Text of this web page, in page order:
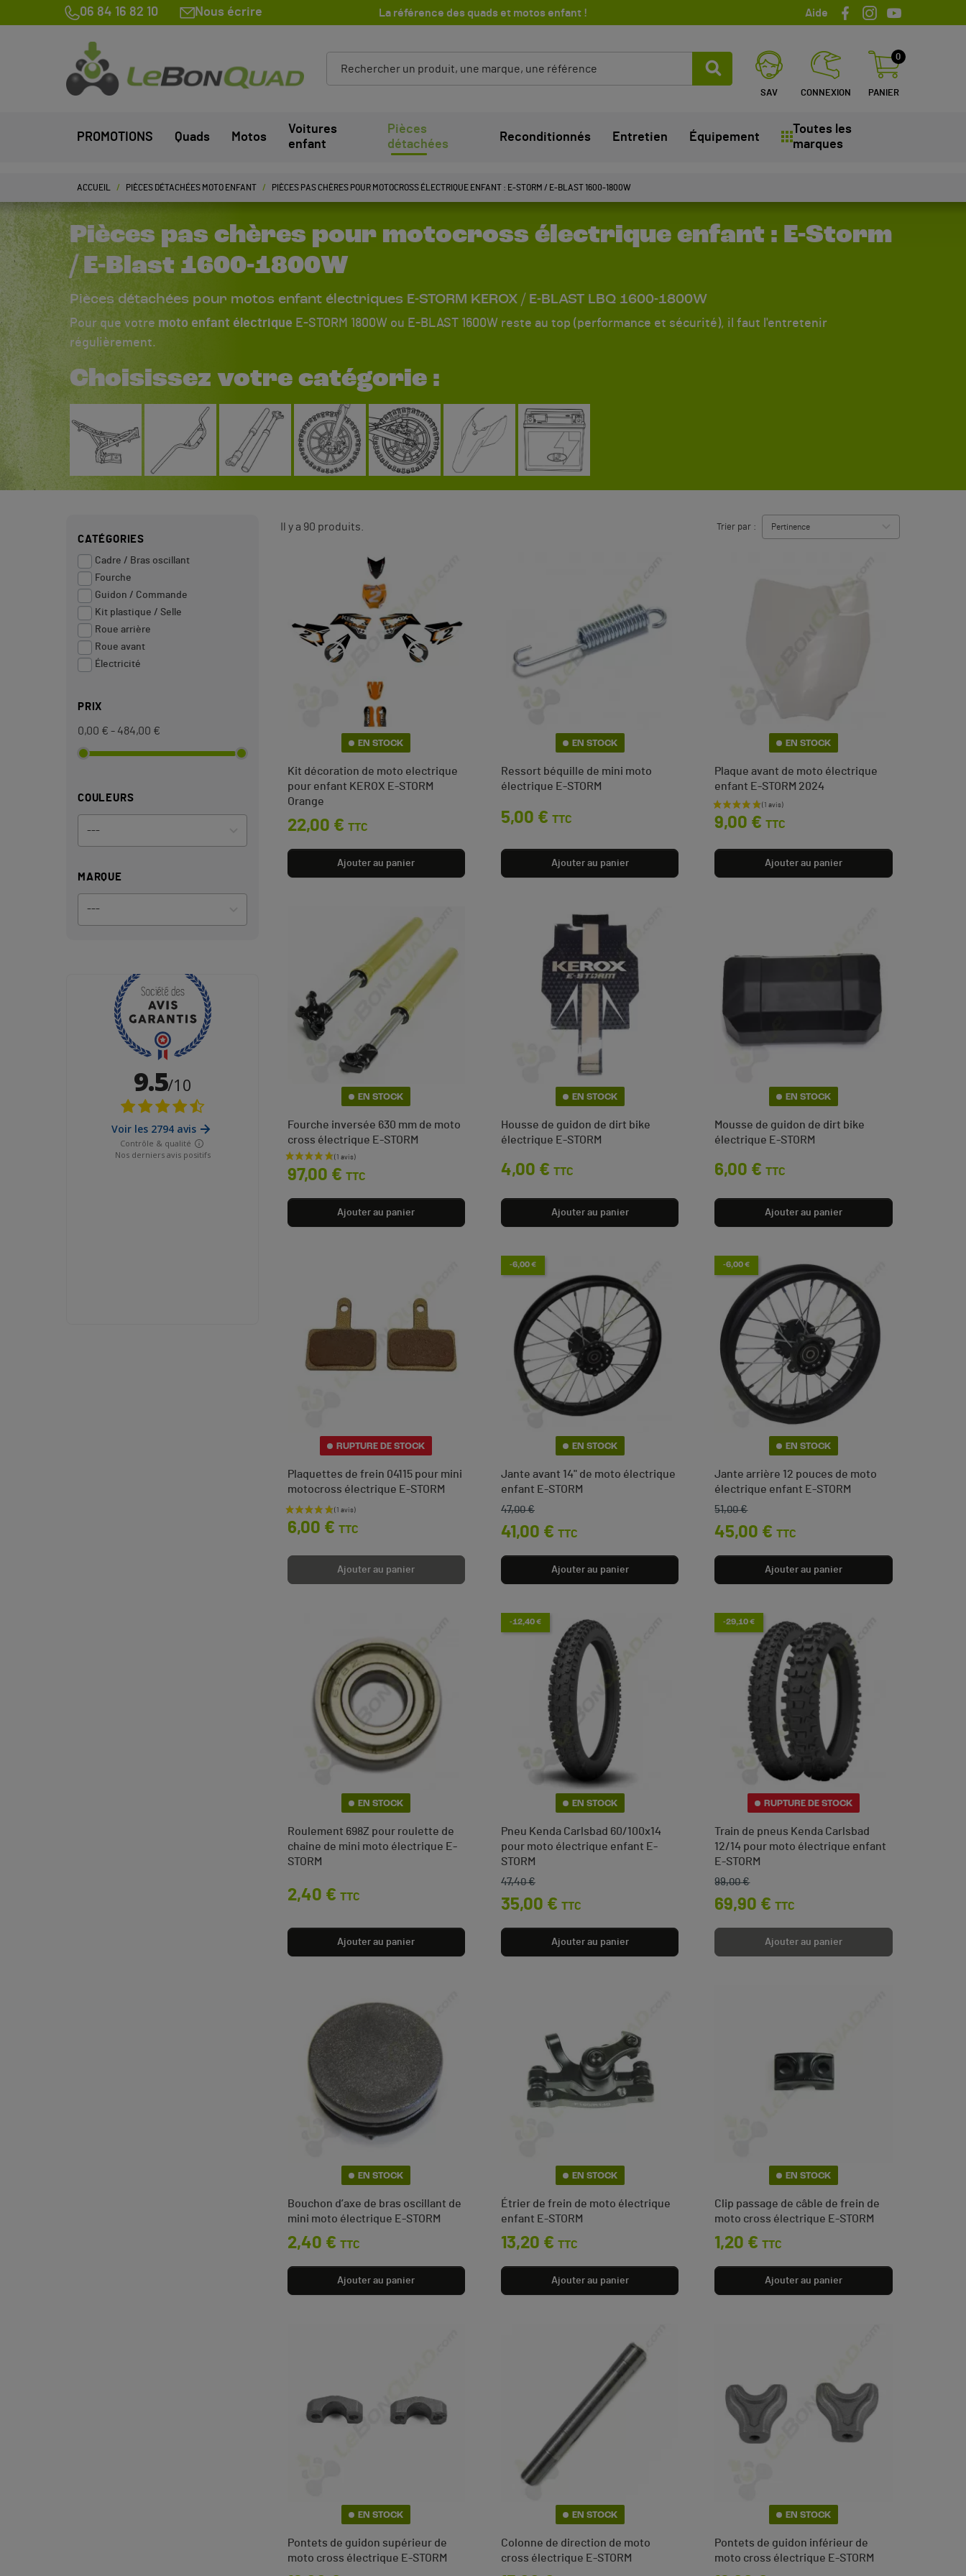
06 84 16 82 10 Nous écrire La référence des quads et motos enfant ! Aide
SAV CONNEXION PANIER
0
PROMOTIONS Quads Motos
Voitures
enfant
Pièces
détachées
Reconditionnés Entretien Équipement
Toutes les
marques
ACCUEIL PIÈCES DÉTACHÉES MOTO ENFANT PIÈCES PAS CHÈRES POUR MOTOCROSS ÉLECTRIQUE ENFANT : E-STORM / E-BLAST 1600-1800W
Pièces pas chères pour motocross électrique enfant : E-Storm
/ E-Blast 1600-1800W
Pièces détachées pour motos enfant électriques E-STORM KEROX / E-BLAST LBQ 1600-1800W
Pour que votre moto enfant électrique E-STORM 1800W ou E-BLAST 1600W reste au top (performance et sécurité), il faut l'entretenir
régulièrement.
Choisissez votre catégorie :
CATÉGORIES
Cadre / Bras oscillant
Fourche
Guidon / Commande
Kit plastique / Selle
Roue arrière
Roue avant
Électricité
PRIX
0,00 € - 484,00 €
COULEURS
MARQUE
Il y a 90 produits. Trier par :
EN STOCK
Kit décoration de moto electrique
pour enfant KEROX E-STORM
Orange
Prix
22,00 € TTC
Ajouter au panier
EN STOCK
Ressort béquille de mini moto
électrique E-STORM
Prix
5,00 € TTC
Ajouter au panier
EN STOCK
Plaque avant de moto électrique
enfant E-STORM 2024
Prix
9,00 € TTC
Ajouter au panier
EN STOCK
Fourche inversée 630 mm de moto
cross électrique E-STORM
(1 avis)
Prix
97,00 € TTC
Ajouter au panier
EN STOCK
Housse de guidon de dirt bike
électrique E-STORM
Prix
4,00 € TTC
Ajouter au panier
EN STOCK
Mousse de guidon de dirt bike
électrique E-STORM
Prix
6,00 € TTC
Ajouter au panier
RUPTURE DE STOCK
Plaquettes de frein 04115 pour mini
motocross électrique E-STORM
(1 avis)
Prix
6,00 € TTC
Ajouter au panier
-6,00 €
EN STOCK
Jante avant 14" de moto électrique
enfant E-STORM
Prix de base
47,00 €
Prix
41,00 € TTC
Ajouter au panier
-6,00 €
EN STOCK
Jante arrière 12 pouces de moto
électrique enfant E-STORM
Prix de base
51,00 €
Prix
45,00 € TTC
Ajouter au panier
EN STOCK
Roulement 698Z pour roulette de
chaine de mini moto électrique E-
STORM
Prix
2,40 € TTC
Ajouter au panier
-12,40 €
EN STOCK
Pneu Kenda Carlsbad 60/100x14
pour moto électrique enfant E-
STORM
Prix de base
47,40 €
Prix
35,00 € TTC
Ajouter au panier
-29,10 €
RUPTURE DE STOCK
Train de pneus Kenda Carlsbad
12/14 pour moto électrique enfant
E-STORM
Prix de base
99,00 €
Prix
69,90 € TTC
Ajouter au panier
EN STOCK
Bouchon d’axe de bras oscillant de
mini moto électrique E-STORM
Prix
2,40 € TTC
Ajouter au panier
EN STOCK
Étrier de frein de moto électrique
enfant E-STORM
Prix
13,20 € TTC
Ajouter au panier
EN STOCK
Clip passage de câble de frein de
moto cross électrique E-STORM
Prix
1,20 € TTC
Ajouter au panier
EN STOCK
Pontets de guidon supérieur de
moto cross électrique E-STORM
EN STOCK
Colonne de direction de moto
cross électrique E-STORM
EN STOCK
Pontets de guidon inférieur de
moto cross électrique E-STORM